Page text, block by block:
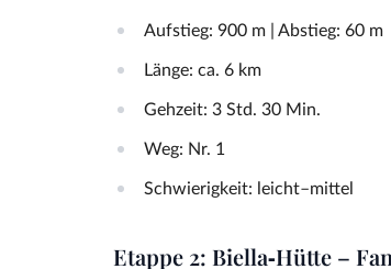
Aufstieg: 900 m | Abstieg: 60 m
Länge: ca. 6 km
Gehzeit: 3 Std. 30 Min.
Weg: Nr. 1
Schwierigkeit: leicht–mittel
Etappe 2: Biella‑Hütte –